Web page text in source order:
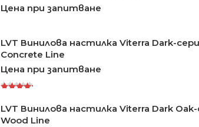
Цена при запитване
LVT Винилова настилка Viterra Dark-
Concrete Line
Цена при запитване
5.00out
of 5
LVT Винилова настилка Viterra Dark
Wood Line